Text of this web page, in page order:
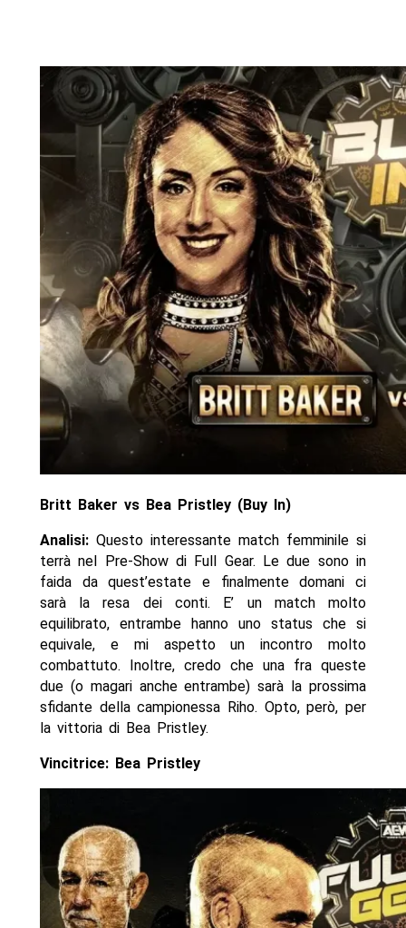
Britt Baker vs Bea Pristley (Buy In)
Analisi: Questo interessante match femminile si
terrà nel Pre-Show di Full Gear. Le due sono in
faida da quest’estate e finalmente domani ci
sarà la resa dei conti. E’ un match molto
equilibrato, entrambe hanno uno status che si
equivale, e mi aspetto un incontro molto
combattuto. Inoltre, credo che una fra queste
due (o magari anche entrambe) sarà la prossima
sfidante della campionessa Riho. Opto, però, per
la vittoria di Bea Pristley.
Vincitrice: Bea Pristley